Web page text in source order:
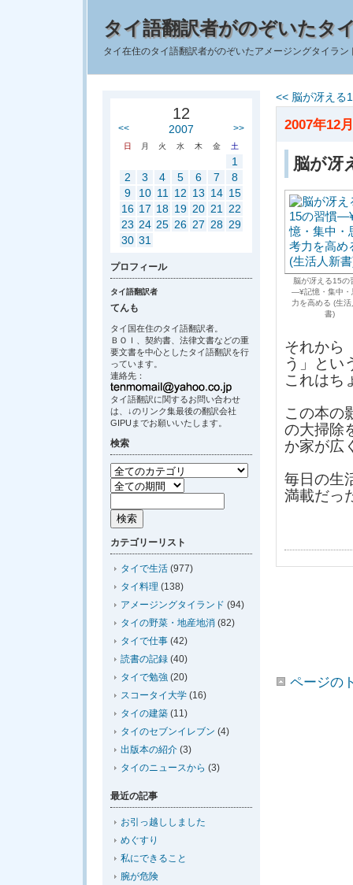
タイ語翻訳者がのぞいたタ
タイ在住のタイ語翻訳者がのぞいたアメージングタイラ
<< 脳が冴える
2007年12
脳が
脳が冴える15の
―¥記憶・集中・
力を高める (生活
書)
それから
う」とい
これはち
この本の
の大掃除
か家が広
毎日の生
満載だっ
ページの
12
<< 2007 >>
日 月 火 水 木 金 土
1
2
3 4 5 6 7
8
9
10 11 12 13 14 15
16 17 18 19 20 21
22
23 24 25 26 27 28 29
30 31
プロフィール
タイ語翻訳者
てんも
タイ国在住のタイ語翻訳者。
ＢＯＩ、契約書、法律文書などの重
要文書を中心としたタイ語翻訳を行
っています。
連絡先：
タイ語翻訳に関するお問い合わせ
は、↓のリンク集最後の翻訳会社
GIPUまでお願いいたします。
検索
カテゴリーリスト
タイで生活 (977)
タイ料理 (138)
アメージングタイランド (94)
タイの野菜・地産地消 (82)
タイで仕事 (42)
読書の記録 (40)
タイで勉強 (20)
スコータイ大学 (16)
タイの建築 (11)
タイのセブンイレブン (4)
出版本の紹介 (3)
タイのニュースから (3)
最近の記事
お引っ越ししました
めぐすり
私にできること
腕が危険